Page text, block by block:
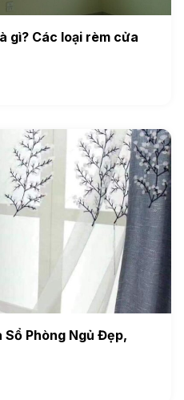
gì? Các loại rèm cửa
Sổ Phòng Ngủ Đẹp,